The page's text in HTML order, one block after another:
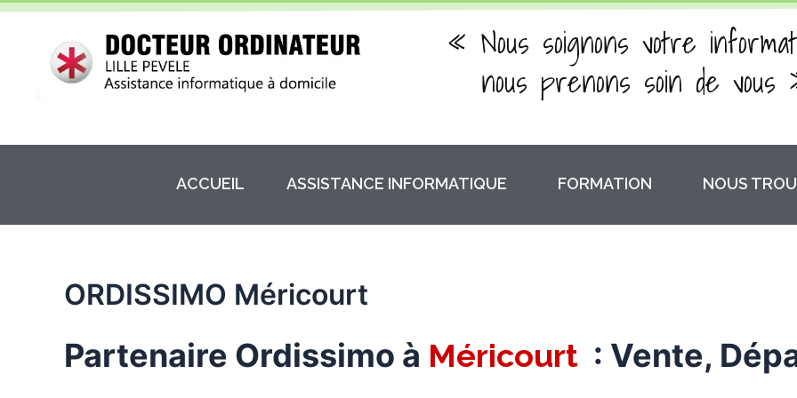
Aller
contenu
« Nous soignons votre
nous prenons soin de vous
ACCUEIL ASSISTANCE INFORMATIQUE FORMATION NOUS
ORDISSIMO Méricourt
Partenaire Ordissimo à Méricourt : Vente,